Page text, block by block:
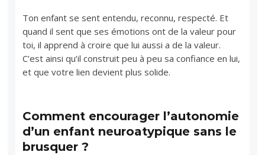
Ton enfant se sent entendu, reconnu, respecté. Et
quand il sent que ses émotions ont de la valeur pour
toi, il apprend à croire que lui aussi a de la valeur.
C’est ainsi qu’il construit peu à peu sa confiance en lui,
et que votre lien devient plus solide.
Comment encourager l’autonomie
d’un enfant neuroatypique sans le
brusquer ?